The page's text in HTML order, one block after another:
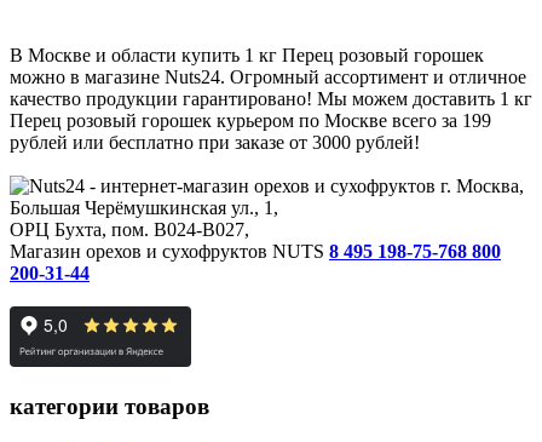
В Москве и области купить 1 кг Перец розовый горошек
можно в магазине Nuts24. Огромный ассортимент и отличное
качество продукции гарантировано! Мы можем доставить 1 кг
Перец розовый горошек курьером по Москве всего за 199
рублей или бесплатно при заказе от 3000 рублей!
г. Москва,
Большая Черёмушкинская ул., 1,
ОРЦ Бухта, пом. B024-B027,
Магазин орехов и сухофруктов NUTS 8 495 198-75-768 800
200-31-44
категории товаров